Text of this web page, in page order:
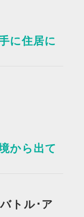
に住居に
から出て
トル･ア